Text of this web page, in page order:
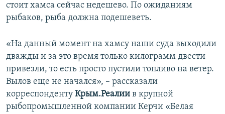
стоит хамса сейчас недешево. По ожиданиям
рыбаков, рыба должна подешеветь.
«На данный момент на хамсу наши суда выходили
дважды и за это время только килограмм двести
привезли, то есть просто пустили топливо на ветер.
Вылов еще не начался», – рассказали
корреспонденту Крым.Реалии в крупной
рыбопромышленной компании Керчи «Белая